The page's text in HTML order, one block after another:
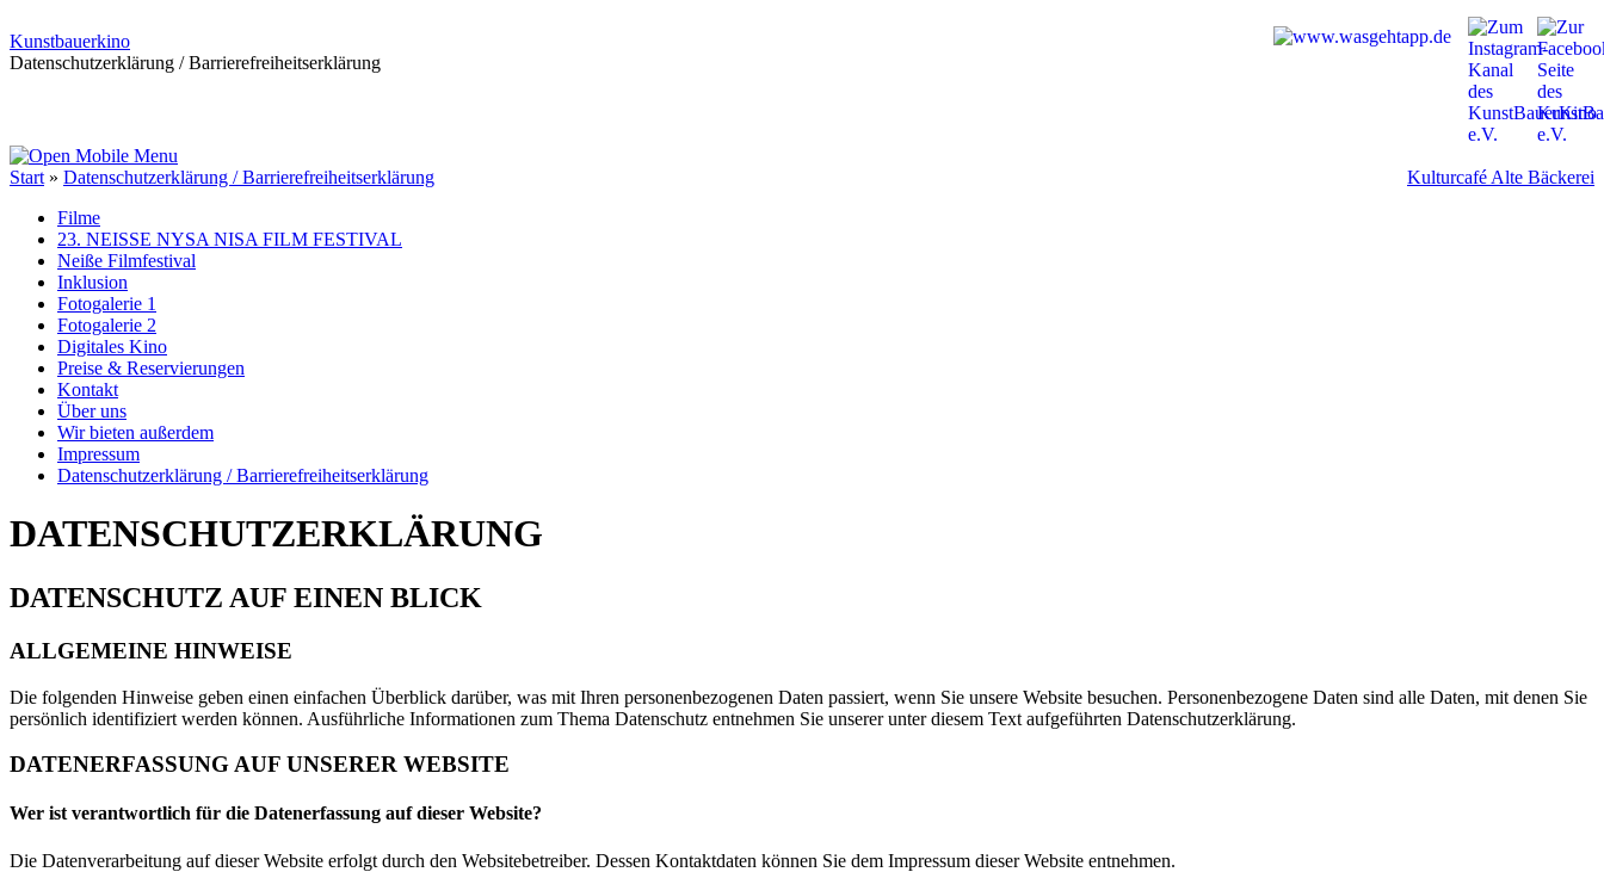
Kunstbauerkino
Datenschutzerklärung / Barrierefreiheitserklärung
Start » Datenschutzerklärung / Barrierefreiheitserklärung
Kulturcafé Alte Bäckerei
Filme
23. NEISSE NYSA NISA FILM FESTIVAL
Neiße Filmfestival
Inklusion
Fotogalerie 1
Fotogalerie 2
Digitales Kino
Preise & Reservierungen
Kontakt
Über uns
Wir bieten außerdem
Impressum
Datenschutzerklärung / Barrierefreiheitserklärung
DATENSCHUTZERKLÄRUNG
DATENSCHUTZ AUF EINEN BLICK
ALLGEMEINE HINWEISE
Die folgenden Hinweise geben einen einfachen Überblick darüber, was mit Ihren personenbezogenen Daten passiert, wenn Sie unsere Website besuchen. Personenbezogene Daten sind alle Daten, mit denen Sie
persönlich identifiziert werden können. Ausführliche Informationen zum Thema Datenschutz entnehmen Sie unserer unter diesem Text aufgeführten Datenschutzerklärung.
DATENERFASSUNG AUF UNSERER WEBSITE
Wer ist verantwortlich für die Datenerfassung auf dieser Website?
Die Datenverarbeitung auf dieser Website erfolgt durch den Websitebetreiber. Dessen Kontaktdaten können Sie dem Impressum dieser Website entnehmen.